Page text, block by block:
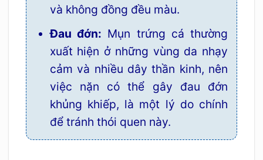
và không đồng đều màu.
Đau đớn: Mụn trứng cá thường
xuất hiện ở những vùng da nhạy
cảm và nhiều dây thần kinh, nên
việc nặn có thể gây đau đớn
khủng khiếp, là một lý do chính
để tránh thói quen này.